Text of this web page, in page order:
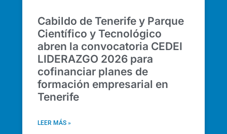
Cabildo de Tenerife y Parque
Científico y Tecnológico
abren la convocatoria CEDEI
LIDERAZGO 2026 para
cofinanciar planes de
formación empresarial en
Tenerife
LEER MÁS »